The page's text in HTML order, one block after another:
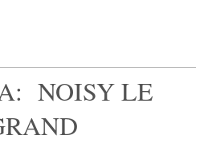
NOISY LE